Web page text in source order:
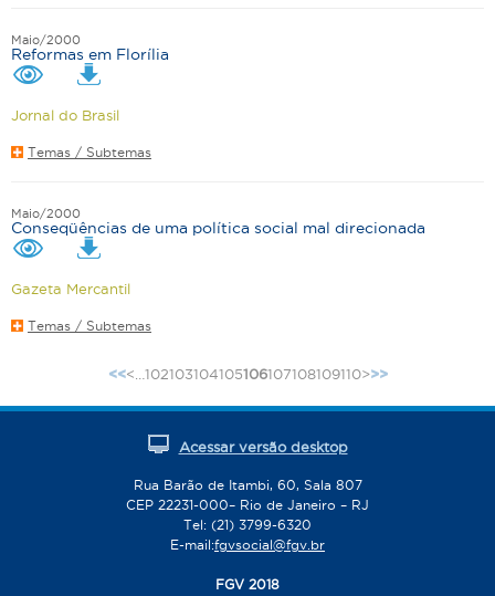
Maio/2000
Reformas em Florília
Jornal do Brasil
Temas / Subtemas
Maio/2000
Conseqüências de uma política social mal direcionada
Gazeta Mercantil
Temas / Subtemas
á
<<< 102103104105106107108109110>>>
Acessar versão desktop
Rua Barão de Itambi, 60, Sala 807
CEP 22231-000– Rio de Janeiro – RJ
Tel: (21) 3799-6320
E-mail:fgvsocial@fgv.br
FGV 2018